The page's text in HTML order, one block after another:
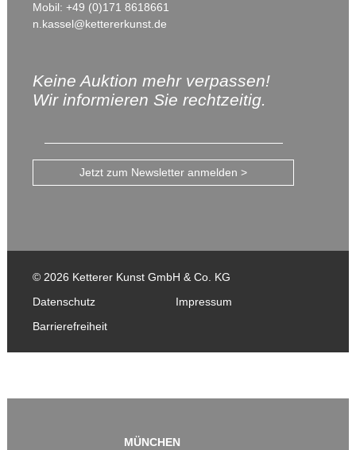
Mobil: +49 (0)171 8618661
n.kassel@kettererkunst.de
Keine Auktion mehr verpassen!
Wir informieren Sie rechtzeitig.
Jetzt zum Newsletter anmelden >
© 2026 Ketterer Kunst GmbH & Co. KG
Datenschutz
Impressum
Barrierefreiheit
MÜNCHEN